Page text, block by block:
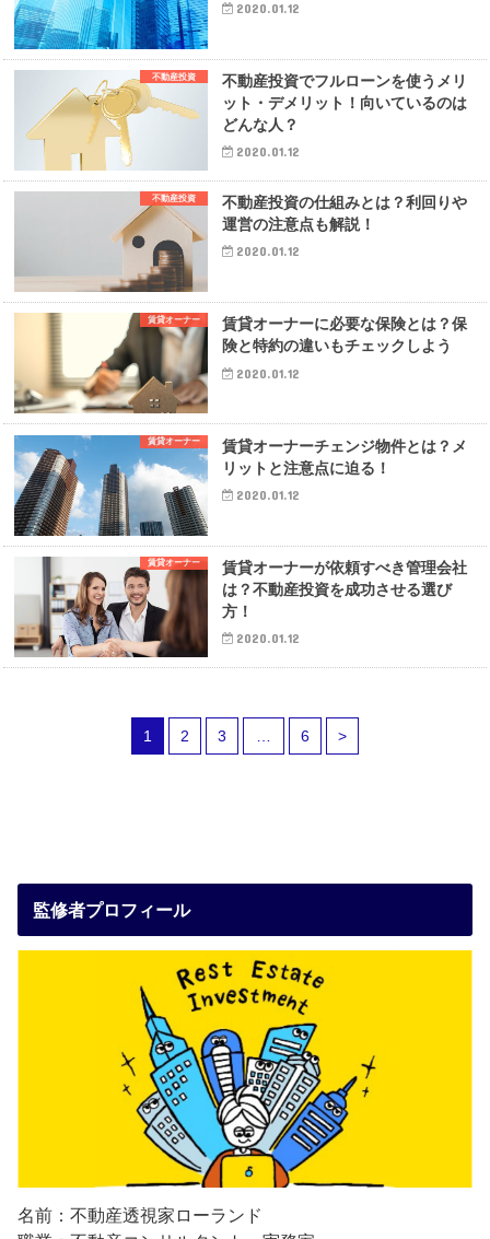
2020.01.12
不動産投資
不動産投資でフルローンを使うメリ
ット・デメリット！向いているのは
どんな人？
2020.01.12
不動産投資
不動産投資の仕組みとは？利回りや
運営の注意点も解説！
2020.01.12
賃貸オーナー
賃貸オーナーに必要な保険とは？保
険と特約の違いもチェックしよう
2020.01.12
賃貸オーナー
賃貸オーナーチェンジ物件とは？メ
リットと注意点に迫る！
2020.01.12
賃貸オーナー
賃貸オーナーが依頼すべき管理会社
は？不動産投資を成功させる選び
方！
2020.01.12
1 2 3 … 6 >
監修者プロフィール
名前：不動産透視家ローランド